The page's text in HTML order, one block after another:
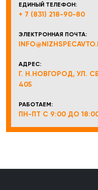
ЕДИНЫЙ ТЕЛЕФОН:
+ 7 (831) 218-90-80
ЭЛЕКТРОННАЯ ПОЧТА:
АДРЕС:
Г. Н.НОВГОРОД, УЛ.
405
РАБОТАЕМ:
ПН-ПТ С 9:00 ДО